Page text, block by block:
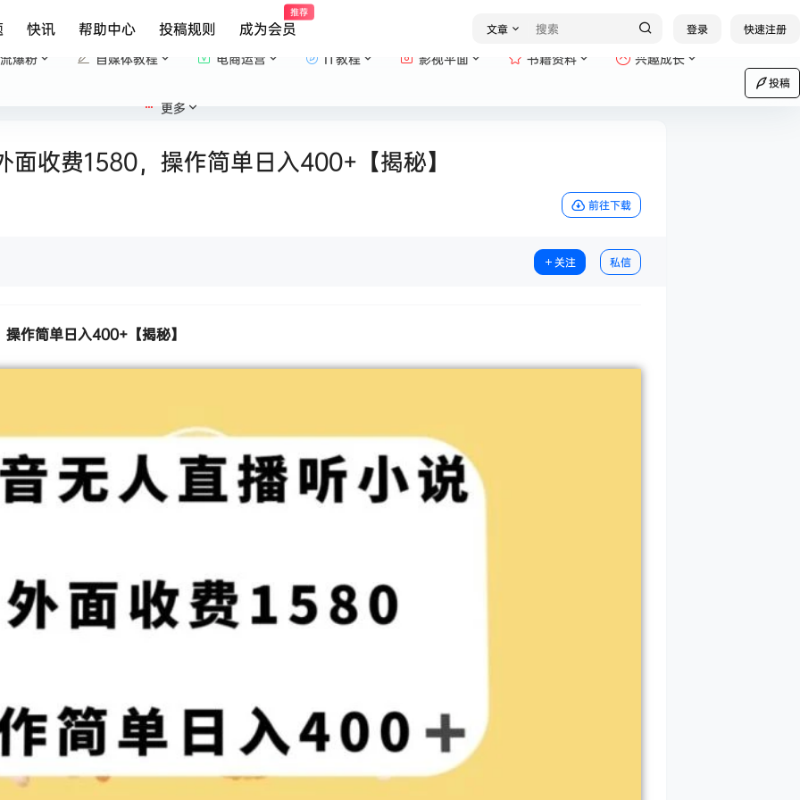
快讯 帮助中心 投稿规则
推荐
成为会员 文章 登录 快速注册
爆粉 自媒体教程 电商运营 IT教程 影视平面 书籍资料 兴趣成长
更多
投稿
收费1580，操作简单日入400+【揭秘】
前往下载
关注 私信
作简单日入400+【揭秘】